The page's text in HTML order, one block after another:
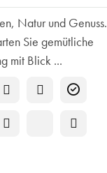
Natur und Genuss.
Sie gemütliche
mit Blick ...